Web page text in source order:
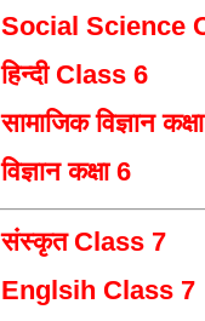
Social Science
हिन्दी Class 6
सामाजिक विज्ञान
विज्ञान कक्षा 6
संस्कृत Class 7
Englsih Class 7